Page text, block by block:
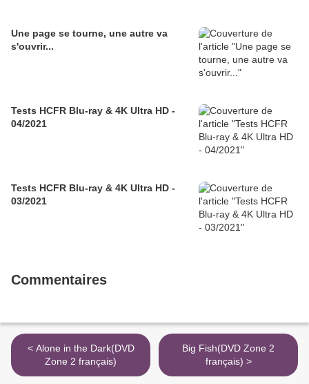
Une page se tourne, une autre va
s'ouvrir...
Tests HCFR Blu-ray & 4K Ultra HD -
04/2021
Tests HCFR Blu-ray & 4K Ultra HD -
03/2021
Commentaires
< Alone in the Dark(DVD
Zone 2 français)
Big Fish(DVD Zone 2
français) >